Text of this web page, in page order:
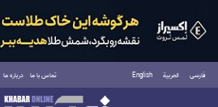
فارسی العربية English تماس با ما درباره ما
شنبه ۱۷ مرداد ۱۴۰۵